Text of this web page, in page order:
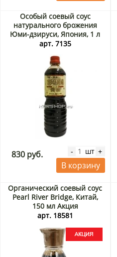
Особый соевый соус
натурального брожения
Юми-дзируси, Япония, 1 л
арт. 7135
830 руб. - шт +
В корзину
Органический соевый соус
Pearl River Bridge, Китай,
150 мл Акция
арт. 18581